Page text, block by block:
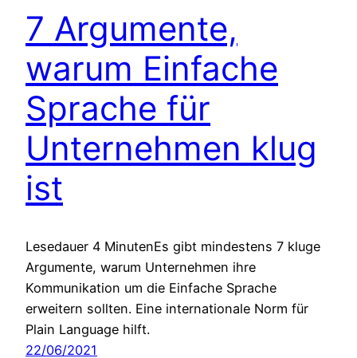
7 Argumente,
warum Einfache
Sprache für
Unternehmen klug
ist
Lesedauer 4 MinutenEs gibt mindestens 7 kluge
Argumente, warum Unternehmen ihre
Kommunikation um die Einfache Sprache
erweitern sollten. Eine internationale Norm für
Plain Language hilft.
22/06/2021